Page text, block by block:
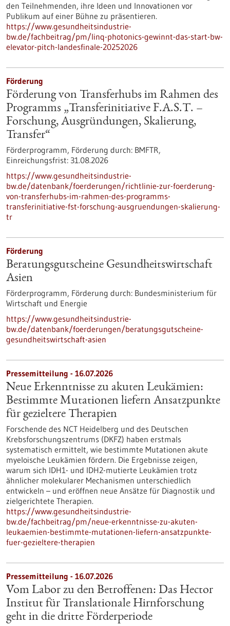
den Teilnehmenden, ihre Ideen und Innovationen vor
Publikum auf einer Bühne zu präsentieren.
https://www.gesundheitsindustrie-
bw.de/fachbeitrag/pm/linq-photonics-gewinnt-das-start-bw-
elevator-pitch-landesfinale-20252026
Förderung
Förderung von Transferhubs im Rahmen des
Programms „Transferinitiative F.A.S.T. –
Forschung, Ausgründungen, Skalierung,
Transfer“
Förderprogramm, Förderung durch: BMFTR,
Einreichungsfrist: 31.08.2026
https://www.gesundheitsindustrie-
bw.de/datenbank/foerderungen/richtlinie-zur-foerderung-
von-transferhubs-im-rahmen-des-programms-
transferinitiative-fst-forschung-ausgruendungen-skalierung-
tr
Förderung
Beratungsgutscheine Gesundheitswirtschaft
Asien
Förderprogramm, Förderung durch: Bundesministerium für
Wirtschaft und Energie
https://www.gesundheitsindustrie-
bw.de/datenbank/foerderungen/beratungsgutscheine-
gesundheitswirtschaft-asien
Pressemitteilung - 16.07.2026
Neue Erkenntnisse zu akuten Leukämien:
Bestimmte Mutationen liefern Ansatzpunkte
für gezieltere Therapien
Forschende des NCT Heidelberg und des Deutschen
Krebsforschungszentrums (DKFZ) haben erstmals
systematisch ermittelt, wie bestimmte Mutationen akute
myeloische Leukämien fördern. Die Ergebnisse zeigen,
warum sich IDH1- und IDH2-mutierte Leukämien trotz
ähnlicher molekularer Mechanismen unterschiedlich
entwickeln – und eröffnen neue Ansätze für Diagnostik und
zielgerichtete Therapien.
https://www.gesundheitsindustrie-
bw.de/fachbeitrag/pm/neue-erkenntnisse-zu-akuten-
leukaemien-bestimmte-mutationen-liefern-ansatzpunkte-
fuer-gezieltere-therapien
Pressemitteilung - 16.07.2026
Vom Labor zu den Betroffenen: Das Hector
Institut für Translationale Hirnforschung
geht in die dritte Förderperiode